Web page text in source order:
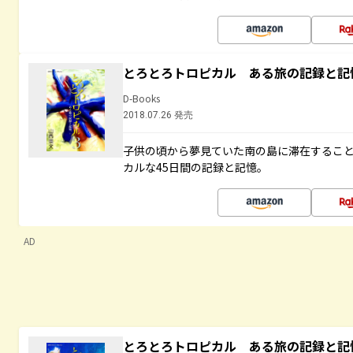
とろとろトロピカル ある旅の記録と
D-Books
2018.07.26 発売
子供の頃から夢見ていた南の島に滞在するこ
カルな45日間の記録と記憶。
AD
とろとろトロピカル ある旅の記録と